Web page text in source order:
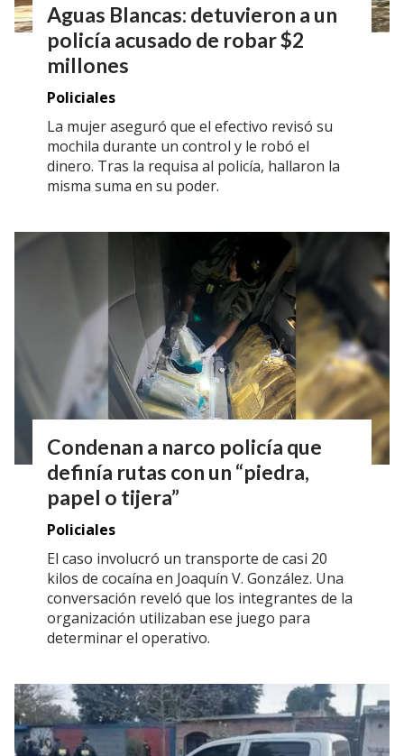
Aguas Blancas: detuvieron a un
policía acusado de robar $2
millones
Policiales
La mujer aseguró que el efectivo revisó su
mochila durante un control y le robó el
dinero. Tras la requisa al policía, hallaron la
misma suma en su poder.
Condenan a narco policía que
definía rutas con un “piedra,
papel o tijera”
Policiales
El caso involucró un transporte de casi 20
kilos de cocaína en Joaquín V. González. Una
conversación reveló que los integrantes de la
organización utilizaban ese juego para
determinar el operativo.